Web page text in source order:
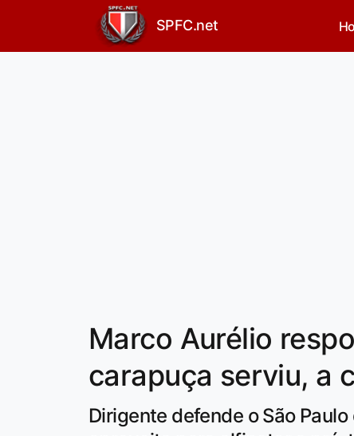
SPFC.net
Marco Aurélio
carapuça serviu, a
Dirigente defende o São